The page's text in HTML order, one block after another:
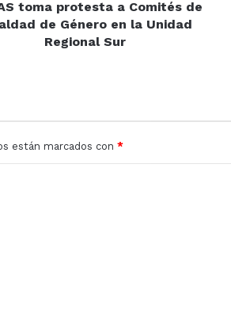
toma protesta a Comités de
de Género en la Unidad
Regional Sur
están marcados con *